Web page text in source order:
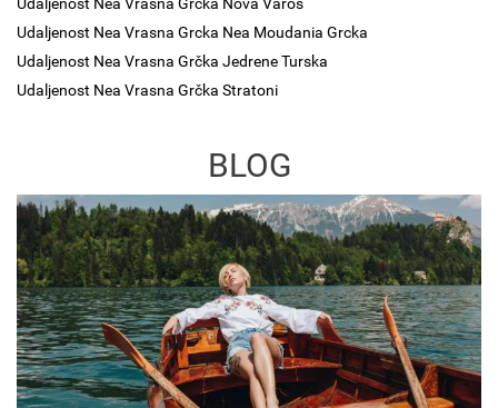
Udaljenost Nea Vrasna Grcka Nea Moudania Grcka
Udaljenost Nea Vrasna Grčka Jedrene Turska
Udaljenost Nea Vrasna Grčka Stratoni
BLOG